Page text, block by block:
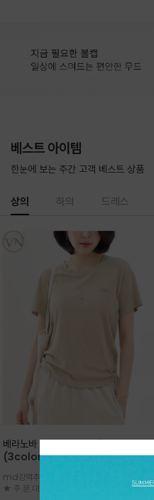
베스트 아이템
한눈에 보는 주간 고객 베스트 상품
베라노바 심플 VN13 코튼탑
(3color)*썸머 바이오 강연/ 스판 너
더더기 없이 깔끔한 무드가 매력적인
VN13 코튼 티셔츠
md강력추천 2026 신상품 ★한정 대박 세일
★ 주.문.대.폭.주 - 전컬러 인기~순차발송중
상의 하의 드레스